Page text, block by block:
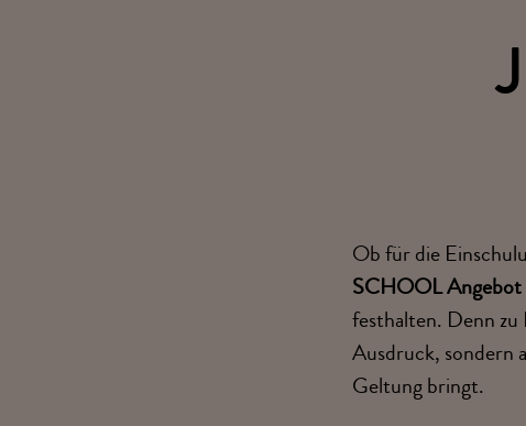
Ob für die
SCHOOL Angebot
festhalten. Denn
Ausdruck, sondern
Geltung bringt.